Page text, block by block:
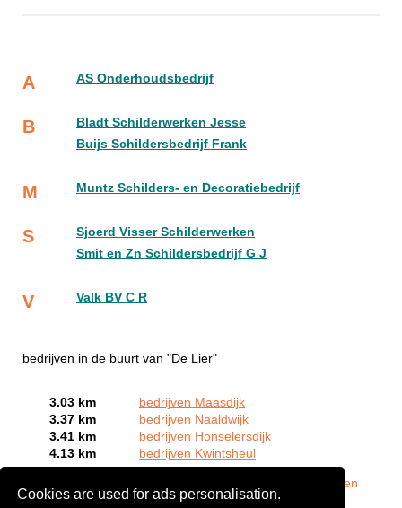
Cookies are used for ads personalisation.
A AS Onderhoudsbedrijf
B
Bladt Schilderwerken Jesse
Buijs Schildersbedrijf Frank
M Muntz Schilders- en Decoratiebedrijf
S
Sjoerd Visser Schilderwerken
Smit en Zn Schildersbedrijf G J
V Valk BV C R
bedrijven in de buurt van "De Lier"
3.03 km
bedrijven Maasdijk
3.37 km
bedrijven Naaldwijk
3.41 km
bedrijven Honselersdijk
4.13 km
bedrijven Kwintsheul
Meld een
bedrijf gratis aan